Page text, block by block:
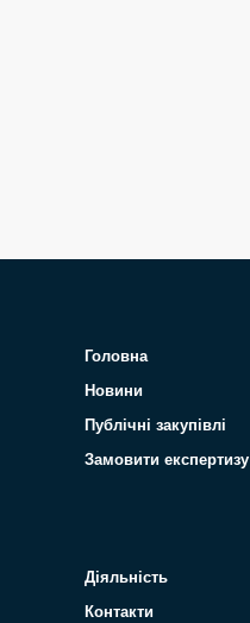
Головна
Новини
Публічні закупівлі
Замовити експертизу
Діяльність
Контакти